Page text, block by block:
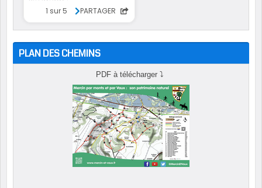
PLAN DES CHEMINS
PDF à télécharger ⤵